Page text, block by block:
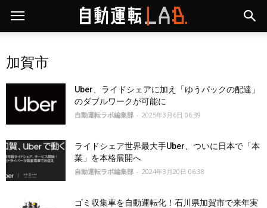
加賀市
Uber、ライドシェアに加え「ゆうパックの配達」
のダブルワークが可能に
自動運転ラボ編集部 - 2025年3月6日 06:39
ライドシェア世界最大手Uber、ついに日本で「本
業」を本格展開へ
自動運転ラボ編集部 - 2024年3月20日 06:38
ゴミ収集車を自動運転化！石川県加賀市で来年実